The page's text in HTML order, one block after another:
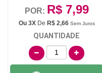
POR: R$ 7,99
Ou 3XDe R$ 2,66 Sem Juros
QUANTIDADE